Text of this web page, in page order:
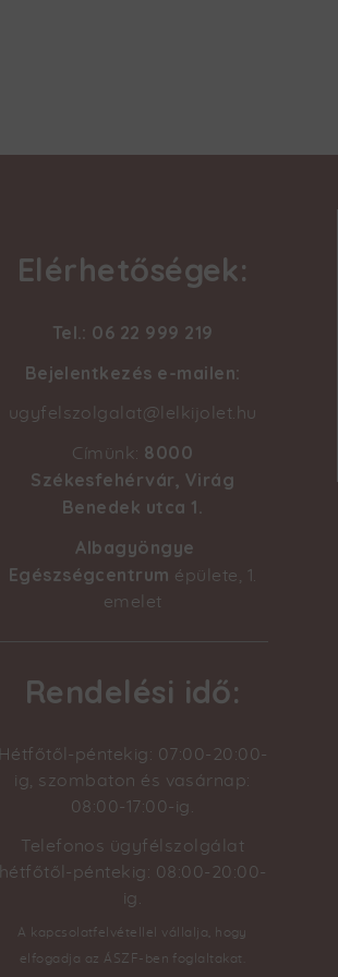
Elérhetőségek:
Tel.: 06 22 999 219
Bejelentkezés e-mailen:
ugyfelszolgalat@lelkijolet.hu
Címünk: 8000
Székesfehérvár, Virág
Benedek utca 1.
Albagyöngye
Egészségcentrum épülete, 1.
emelet
Rendelési idő:
Hétfőtől-péntekig: 07:00-20:00-
ig, szombaton és vasárnap:
08:00-17:00-ig.
Telefonos ügyfélszolgálat
hétfőtől-péntekig: 08:00-20:00-
ig.
A kapcsolatfelvétellel vállalja, hogy
elfogadja az ÁSZF-ben foglaltakat.